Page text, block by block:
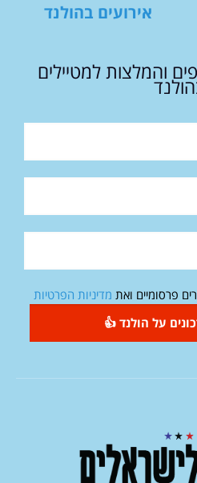
אירועים בהולנד
והמלצות למטיילים
פרסומיים ואת מדיניות הפרטיות
על הולנד 👍